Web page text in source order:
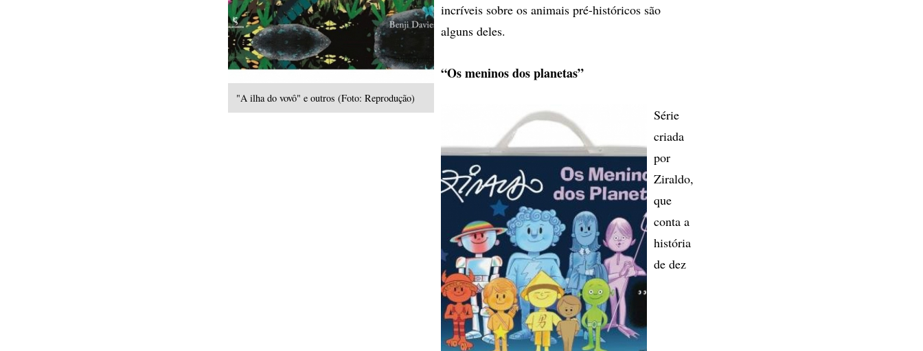
"A ilha do vovô" e outros (Foto: Reprodução)
incríveis sobre os animais pré-históricos são
alguns deles.
“Os meninos dos planetas”
Série
criada
por
Ziraldo,
que
conta a
história
de dez